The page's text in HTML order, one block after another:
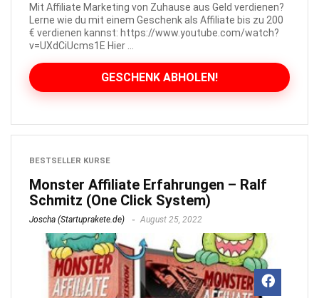
Mit Affiliate Marketing von Zuhause aus Geld verdienen?
Lerne wie du mit einem Geschenk als Affiliate bis zu 200
€ verdienen kannst: https://www.youtube.com/watch?
v=UXdCiUcms1E Hier ...
GESCHENK ABHOLEN!
BESTSELLER KURSE
Monster Affiliate Erfahrungen – Ralf
Schmitz (One Click System)
Joscha (Startuprakete.de) August 25, 2022